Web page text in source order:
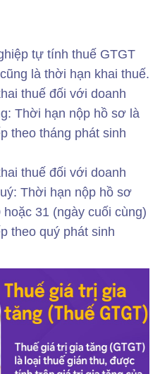
tự tính thuế GTGT
là thời hạn khai thuế.
thuế đối với doanh
Thời hạn nộp hồ sơ là
theo tháng phát sinh
thuế đối với doanh
Thời hạn nộp hồ sơ
31 (ngày cuối cùng)
theo quý phát sinh